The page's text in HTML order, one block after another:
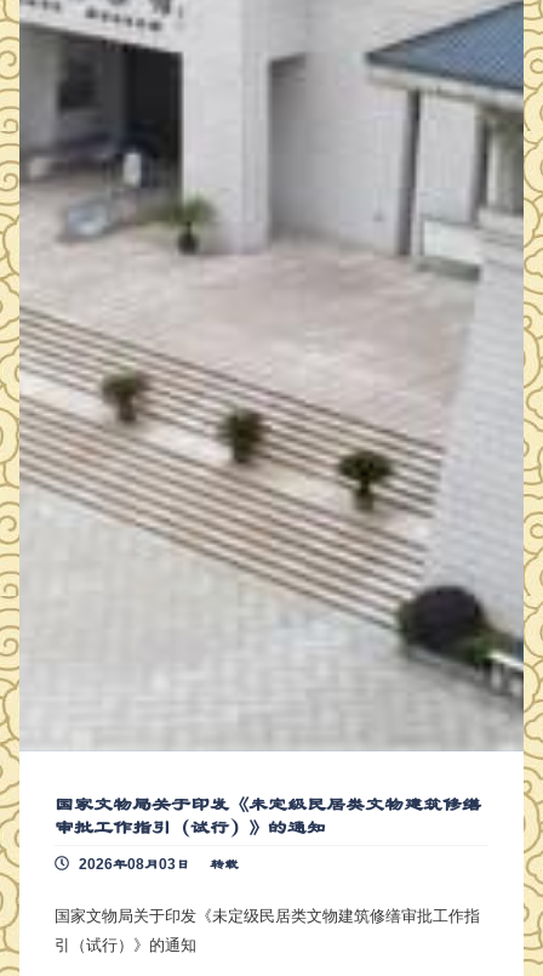
国家文物局关于印发《未定级民居类文物建筑修缮
审批工作指引（试行）》的通知
2026年08月03日 转载
国家文物局关于印发《未定级民居类文物建筑修缮审批工作指
引（试行）》的通知